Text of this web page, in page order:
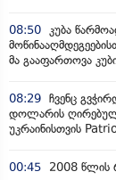
08:50
კუბა
მა გააფართოვა
08:29 ჩვენც
დოლარის
უკრაინისთვის
00:45 2008 წლის